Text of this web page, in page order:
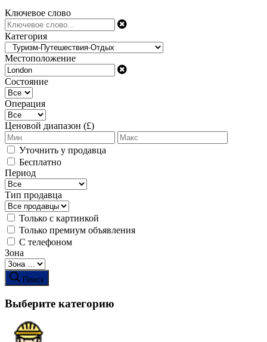
Ключевое слово
Категория
Местоположение
Состояние
Операция
Ценовой диапазон (£)
Уточнить у продавца
Бесплатно
Период
Тип продавца
Только с картинкой
Только премиум объявления
С телефоном
Зона
Поиск
Выберите категорию